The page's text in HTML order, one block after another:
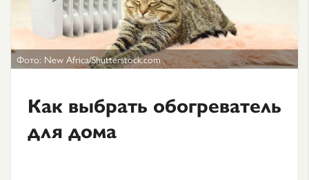
Фото: New Africa/Shutterstock.com
Как выбрать обогреватель
для дома